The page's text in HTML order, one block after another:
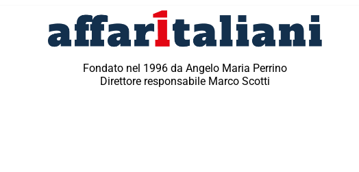
Fondato nel 1996 da Angelo Maria Perrino
Direttore responsabile Marco Scotti